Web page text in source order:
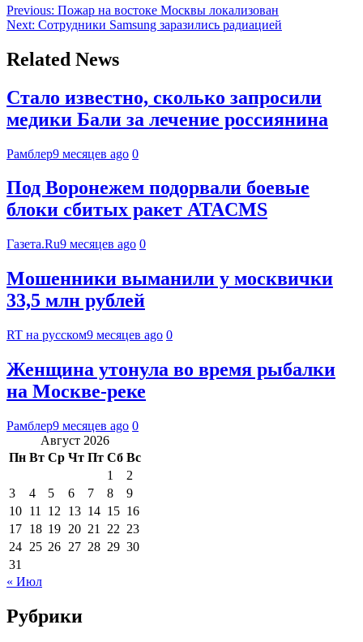
Previous: Пожар на востоке Москвы локализован
Next: Сотрудники Samsung заразились радиацией
Related News
Стало известно, сколько запросили
медики Бали за лечение россиянина
Рамблер9 месяцев ago 0
Под Воронежем подорвали боевые
блоки сбитых ракет ATACMS
Газета.Ru9 месяцев ago 0
Мошенники выманили у москвички
33,5 млн рублей
RT на русском9 месяцев ago 0
Женщина утонула во время рыбалки
на Москве-реке
Рамблер9 месяцев ago 0
Август 2026
Пн Вт Ср Чт Пт Сб Вс
1
2
3
4 5 6 7 8
9
10 11 12 13 14 15 16
17 18 19 20 21 22 23
24 25 26 27 28 29 30
31
« Июл
Рубрики